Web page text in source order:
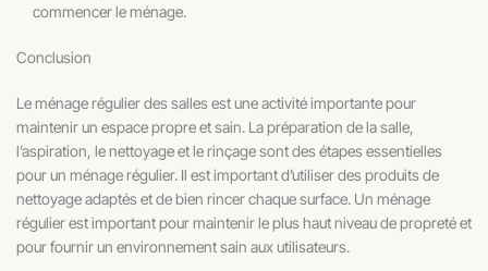
commencer le ménage.
Conclusion
Le ménage régulier des salles est une activité importante pour
maintenir un espace propre et sain. La préparation de la salle,
l’aspiration, le nettoyage et le rinçage sont des étapes essentielles
pour un ménage régulier. Il est important d’utiliser des produits de
nettoyage adaptés et de bien rincer chaque surface. Un ménage
régulier est important pour maintenir le plus haut niveau de propreté et
pour fournir un environnement sain aux utilisateurs.